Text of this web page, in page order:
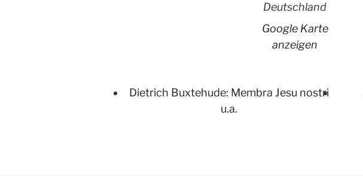
Deutschland
Google Karte
anzeigen
Dietrich Buxtehude: Membra Jesu nostri
u.a.